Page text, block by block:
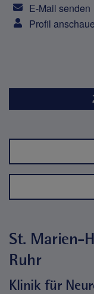
E-Mail senden
Profil
St. Marien-
Ruhr
Klinik für